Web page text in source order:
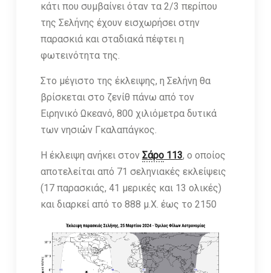
κάτι που συμβαίνει όταν τα 2/3 περίπου
της Σελήνης έχουν εισχωρήσει στην
παρασκιά και σταδιακά πέφτει η
φωτεινότητα της.
Στο μέγιστο της έκλειψης, η Σελήνη θα
βρίσκεται στο ζενίθ πάνω από τον
Ειρηνικό Ωκεανό, 800 χιλιόμετρα δυτικά
των νησιών Γκαλαπάγκος.
Η έκλειψη ανήκει στον Σάρο113, ο οποίος
αποτελείται από 71 σεληνιακές εκλείψεις
(17 παρασκιάς, 41 μερικές και 13 ολικές)
και διαρκεί από το 888 μ.Χ. έως το 2150